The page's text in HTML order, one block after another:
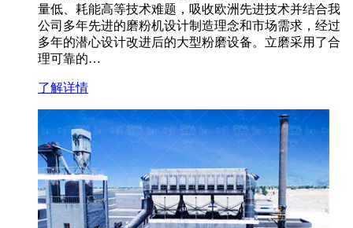
量低、耗能高等技术难题，吸收欧洲先进技术并结合我
公司多年先进的磨粉机设计制造理念和市场需求，经过
多年的潜心设计改进后的大型粉磨设备。立磨采用了合
理可靠的…
了解详情